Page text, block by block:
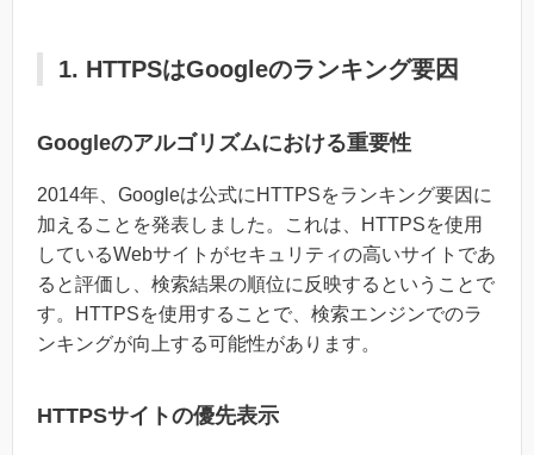
1. HTTPSはGoogleのランキング要因
Googleのアルゴリズムにおける重要性
2014年、Googleは公式にHTTPSをランキング要因に
加えることを発表しました。これは、HTTPSを使用
しているWebサイトがセキュリティの高いサイトであ
ると評価し、検索結果の順位に反映するということで
す。HTTPSを使用することで、検索エンジンでのラ
ンキングが向上する可能性があります。
HTTPSサイトの優先表示